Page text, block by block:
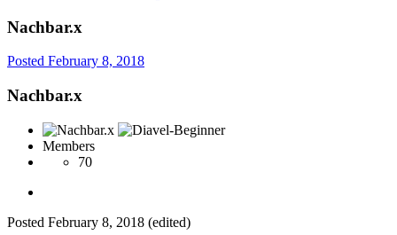
Nachbar.x
Posted February 8, 2018
Nachbar.x
Members
70
Posted February 8, 2018 (edited)